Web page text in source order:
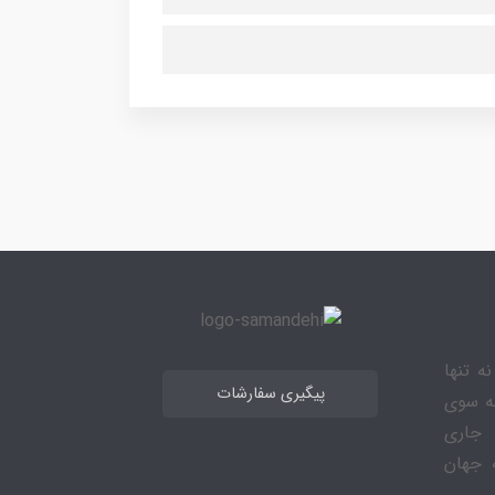
تنها
سوی
جاری
جهان
پیگیری سفارشات